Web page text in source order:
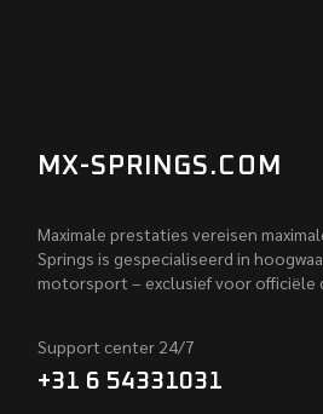
MX-SPRINGS.COM
Maximale prestaties vereisen
Springs is gespecialiseerd in
motorsport – exclusief voor officiële
Support center 24/7
+31 6 54331031